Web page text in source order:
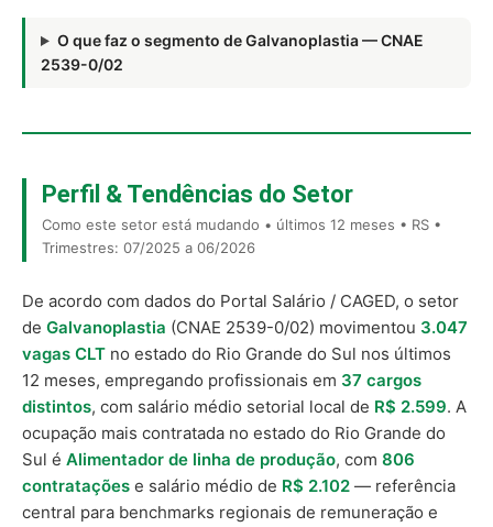
O que faz o segmento de Galvanoplastia — CNAE
2539-0/02
Perfil & Tendências do Setor
Como este setor está mudando • últimos 12 meses • RS •
Trimestres: 07/2025 a 06/2026
De acordo com dados do Portal Salário / CAGED, o setor
de Galvanoplastia (CNAE 2539-0/02) movimentou 3.047
vagas CLT no estado do Rio Grande do Sul nos últimos
12 meses, empregando profissionais em 37 cargos
distintos, com salário médio setorial local de R$ 2.599. A
ocupação mais contratada no estado do Rio Grande do
Sul é Alimentador de linha de produção, com 806
contratações e salário médio de R$ 2.102 — referência
central para benchmarks regionais de remuneração e